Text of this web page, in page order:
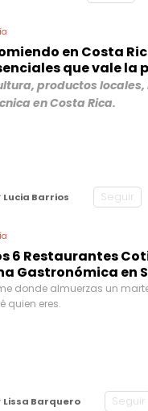
en Costa
que vale la
productos
en Costa Rica.
Lucia Barrios Seguir
6 Restaurantes
Gastronómica en
donde almuerzas un
quien eres.
Lissa Barquero Seguir